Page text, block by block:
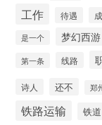
工作 待遇
是一个 梦幻西游
第一条 线路
诗人 还不 郑
铁路运输 铁道